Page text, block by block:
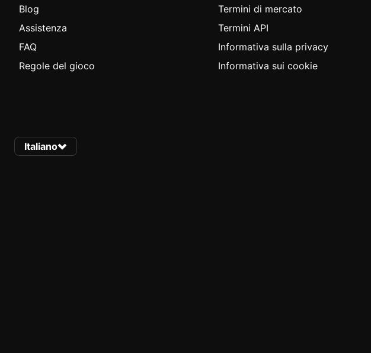
Blog
Assistenza
FAQ
Regole del gioco
Termini di mercato
Termini API
Informativa sulla privacy
Informativa sui cookie
Italiano